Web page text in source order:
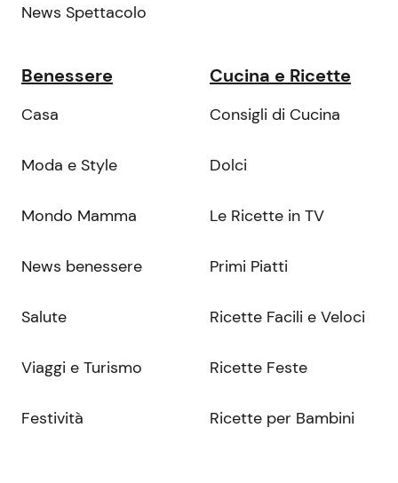
News Spettacolo
Benessere
Casa
Moda e Style
Mondo Mamma
News benessere
Salute
Viaggi e Turismo
Festività
Cucina e Ricette
Consigli di Cucina
Dolci
Le Ricette in TV
Primi Piatti
Ricette Facili e Veloci
Ricette Feste
Ricette per Bambini